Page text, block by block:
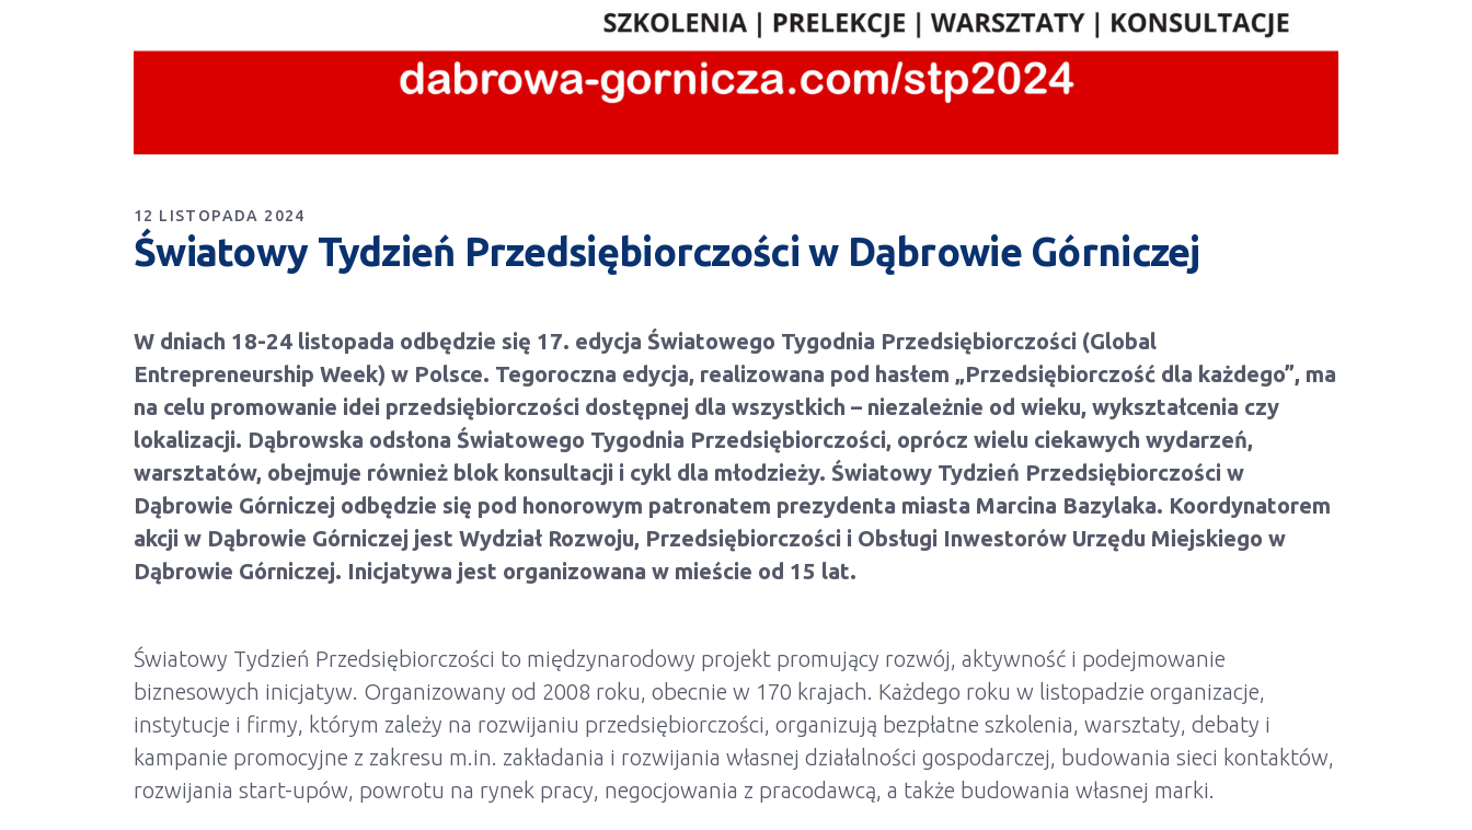
12 LISTOPADA 2024
Światowy Tydzień Przedsiębiorczości w Dąbrowie Górniczej
W dniach 18-24 listopada odbędzie się 17. edycja Światowego Tygodnia Przedsiębiorczości (Global
Entrepreneurship Week) w Polsce. Tegoroczna edycja, realizowana pod hasłem „Przedsiębiorczość dla każdego”, ma
na celu promowanie idei przedsiębiorczości dostępnej dla wszystkich – niezależnie od wieku, wykształcenia czy
lokalizacji. Dąbrowska odsłona Światowego Tygodnia Przedsiębiorczości, oprócz wielu ciekawych wydarzeń,
warsztatów, obejmuje również blok konsultacji i cykl dla młodzieży. Światowy Tydzień Przedsiębiorczości w
Dąbrowie Górniczej odbędzie się pod honorowym patronatem prezydenta miasta Marcina Bazylaka. Koordynatorem
akcji w Dąbrowie Górniczej jest Wydział Rozwoju, Przedsiębiorczości i Obsługi Inwestorów Urzędu Miejskiego w
Dąbrowie Górniczej. Inicjatywa jest organizowana w mieście od 15 lat.
Światowy Tydzień Przedsiębiorczości to międzynarodowy projekt promujący rozwój, aktywność i podejmowanie
biznesowych inicjatyw. Organizowany od 2008 roku, obecnie w 170 krajach. Każdego roku w listopadzie organizacje,
instytucje i firmy, którym zależy na rozwijaniu przedsiębiorczości, organizują bezpłatne szkolenia, warsztaty, debaty i
kampanie promocyjne z zakresu m.in. zakładania i rozwijania własnej działalności gospodarczej, budowania sieci kontaktów,
rozwijania start-upów, powrotu na rynek pracy, negocjowania z pracodawcą, a także budowania własnej marki.